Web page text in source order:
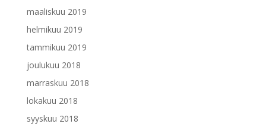
maaliskuu 2019
helmikuu 2019
tammikuu 2019
joulukuu 2018
marraskuu 2018
lokakuu 2018
syyskuu 2018